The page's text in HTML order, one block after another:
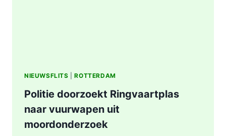
NIEUWSFLITS |ROTTERDAM
Politie doorzoekt Ringvaartplas
naar vuurwapen uit
moordonderzoek